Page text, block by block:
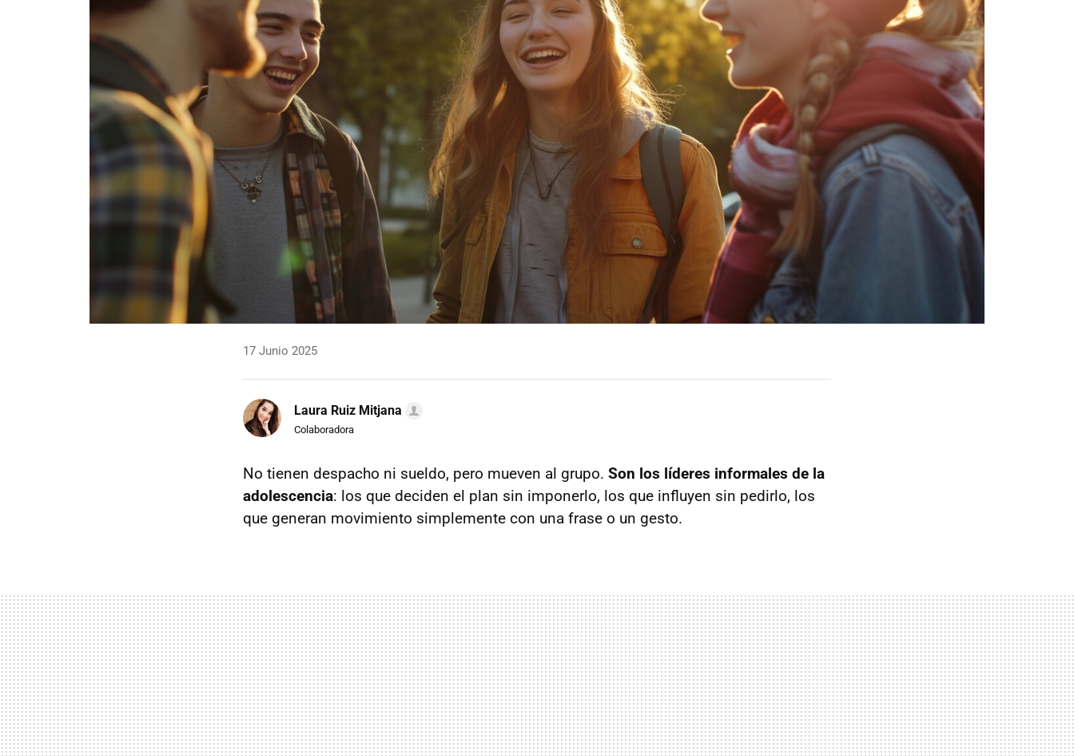
17 Junio 2025
Laura Ruiz Mitjana
Colaboradora
No tienen despacho ni sueldo, pero mueven al grupo. Son los líderes informales de la
adolescencia: los que deciden el plan sin imponerlo, los que influyen sin pedirlo, los
que generan movimiento simplemente con una frase o un gesto.